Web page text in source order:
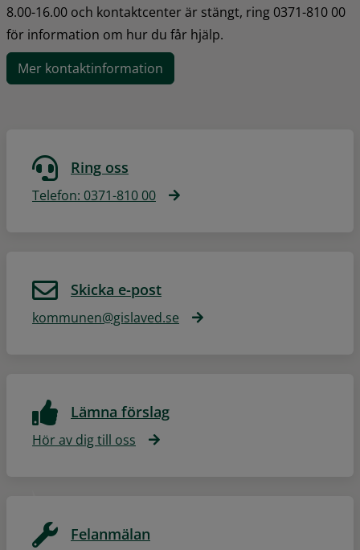
8.00-16.00 och kontaktcenter är stängt, ring 0371-810 00
för information om hur du får hjälp.
Mer kontaktinformation
Ring oss
Telefon: 0371-810 00
Skicka e-post
kommunen@gislaved.se
Lämna förslag
Hör av dig till oss
Felanmälan